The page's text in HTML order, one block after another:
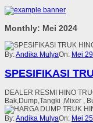
Monthly: Mei 2024
By:Andika MulyaOn: Mei
SPESIFIKASI
DEALER RESMI HINO
Bak,Dump,Tangki ,Mixer ,
By:Andika MulyaOn: Mei